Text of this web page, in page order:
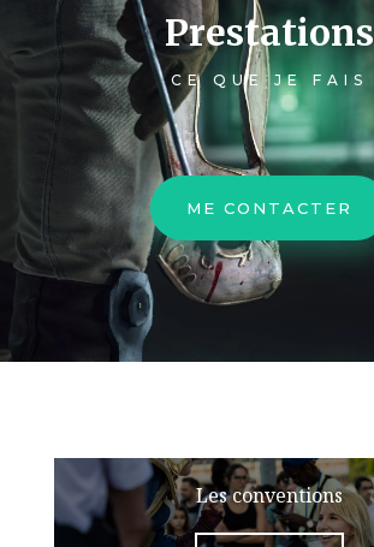
Prestations
CE QUE JE FAIS
ME CONTACTER
Les conventions